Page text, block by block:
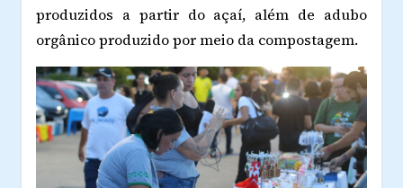
produzidos a partir do açaí, além de adubo
orgânico produzido por meio da compostagem.